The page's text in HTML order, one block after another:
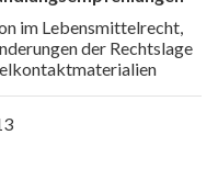
im Lebensmittelrecht,
der Rechtslage